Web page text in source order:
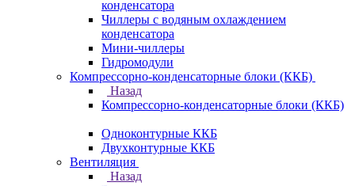
конденсатора
Чиллеры с водяным охлаждением
конденсатора
Мини-чиллеры
Гидромодули
Компрессорно-конденсаторные блоки (ККБ)
Назад
Компрессорно-конденсаторные блоки (ККБ)
Одноконтурные ККБ
Двухконтурные ККБ
Вентиляция
Назад